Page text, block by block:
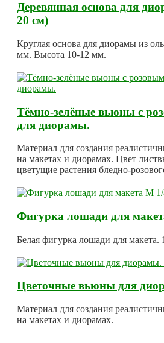
Деревянная основа для
20 см)
Круглая основа для диорамы из
мм. Высота 10-12 мм.
Тёмно-зелёные вьюны с
для диорамы.
Материал для создания
на макетах и диорамах. Цвет
цветущие растения бледно-
Фигурка лошади для
Белая фигурка лошади для макета.
Цветочные вьюны для
Материал для создания
на макетах и диорамах.